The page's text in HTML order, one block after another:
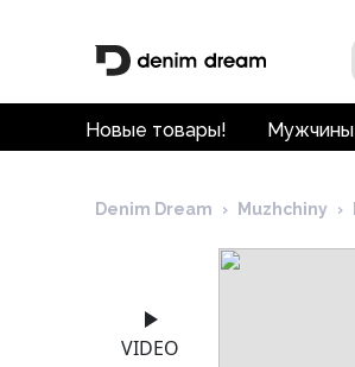
Новые товары! Мужчины
Denim Dream › Muzhchiny ›
VIDEO